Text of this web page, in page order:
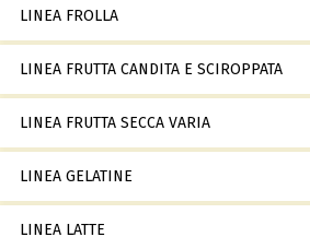
LINEA FROLLA
LINEA FRUTTA CANDITA E SCIROPPATA
LINEA FRUTTA SECCA VARIA
LINEA GELATINE
LINEA LATTE